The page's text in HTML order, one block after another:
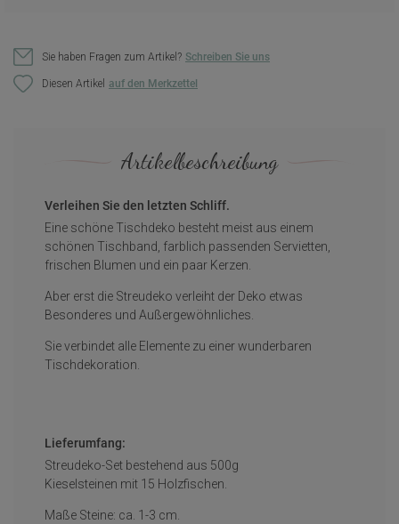
Sie haben Fragen zum Artikel? Schreiben Sie uns
Diesen Artikel
Artikelbeschreibung
Verleihen Sie den letzten Schliff.
Eine schöne Tischdeko besteht meist aus einem
schönen Tischband, farblich passenden Servietten,
frischen Blumen und ein paar Kerzen.
Aber erst die Streudeko verleiht der Deko etwas
Besonderes und Außergewöhnliches.
Sie verbindet alle Elemente zu einer wunderbaren
Tischdekoration.
Lieferumfang:
Streudeko-Set bestehend aus 500g
Kieselsteinen mit 15 Holzfischen.
Maße Steine: ca. 1-3 cm.